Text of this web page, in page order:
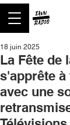
La Fête de
s'apprête
avec une
18 juin 2025